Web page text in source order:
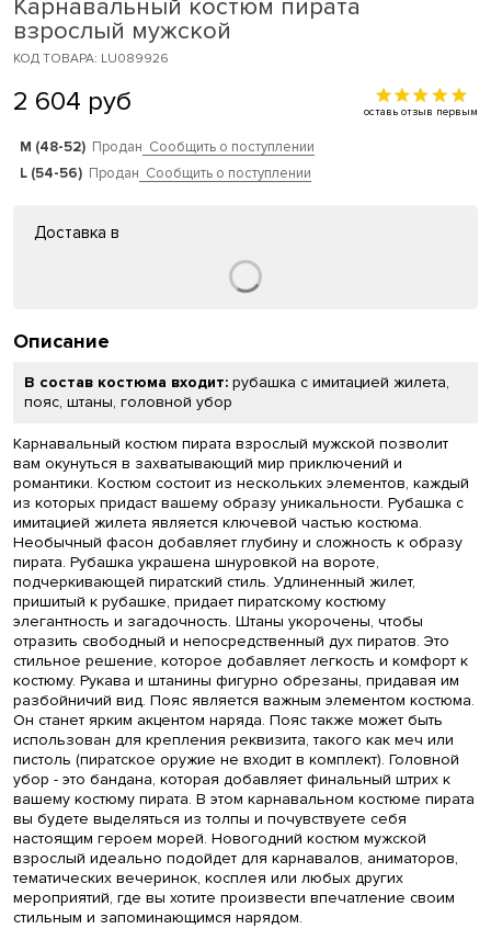
Карнавальный костюм пирата
взрослый мужской
КОД ТОВАРА: LU089926
2 604 руб оставь отзыв первым
M (48-52) Продан Сообщить о поступлении
L (54-56) Продан Сообщить о поступлении
Доставка в
Описание
В состав костюма входит: рубашка с имитацией жилета,
пояс, штаны, головной убор
Карнавальный костюм пирата взрослый мужской позволит
вам окунуться в захватывающий мир приключений и
романтики. Костюм состоит из нескольких элементов, каждый
из которых придаст вашему образу уникальности. Рубашка с
имитацией жилета является ключевой частью костюма.
Необычный фасон добавляет глубину и сложность к образу
пирата. Рубашка украшена шнуровкой на вороте,
подчеркивающей пиратский стиль. Удлиненный жилет,
пришитый к рубашке, придает пиратскому костюму
элегантность и загадочность. Штаны укорочены, чтобы
отразить свободный и непосредственный дух пиратов. Это
стильное решение, которое добавляет легкость и комфорт к
костюму. Рукава и штанины фигурно обрезаны, придавая им
разбойничий вид. Пояс является важным элементом костюма.
Он станет ярким акцентом наряда. Пояс также может быть
использован для крепления реквизита, такого как меч или
пистоль (пиратское оружие не входит в комплект). Головной
убор - это бандана, которая добавляет финальный штрих к
вашему костюму пирата. В этом карнавальном костюме пирата
вы будете выделяться из толпы и почувствуете себя
настоящим героем морей. Новогодний костюм мужской
взрослый идеально подойдет для карнавалов, аниматоров,
тематических вечеринок, косплея или любых других
мероприятий, где вы хотите произвести впечатление своим
стильным и запоминающимся нарядом.